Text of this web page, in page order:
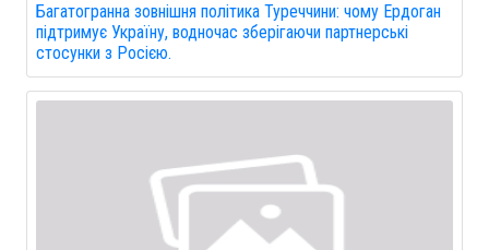
Багатогранна зовнішня політика Туреччини: чому Ердоган
підтримує Україну, водночас зберігаючи партнерські
стосунки з Росією.